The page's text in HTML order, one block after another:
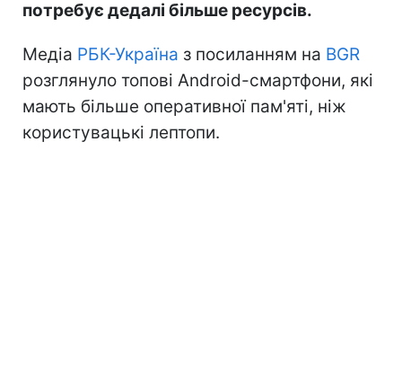
потребує дедалі більше ресурсів.
Медіа РБК-Україна з посиланням на BGR
розглянуло топові Android-смартфони, які
мають більше оперативної пам'яті, ніж
користувацькі лептопи.